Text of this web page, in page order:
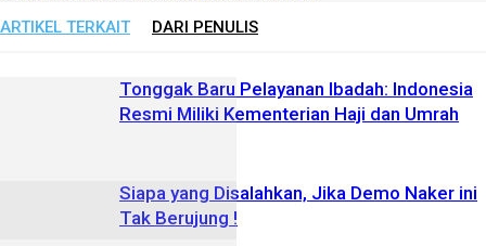
ARTIKEL TERKAIT DARI PENULIS
Tonggak Baru Pelayanan Ibadah: Indonesia
Resmi Miliki Kementerian Haji dan Umrah
Siapa yang Disalahkan, Jika Demo Naker ini
Tak Berujung !